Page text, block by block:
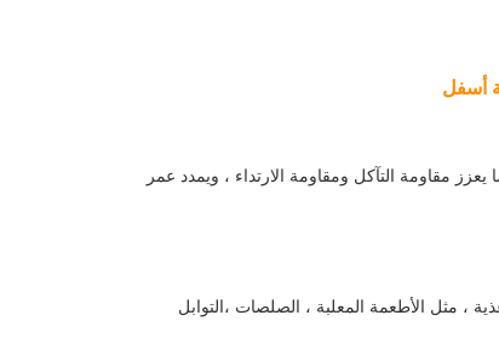
مقاومة التآكل ومقاومة الارتداء ، ويمدد عمر
مثل الأطعمة المعلبة ، الصلصات ،التوابل